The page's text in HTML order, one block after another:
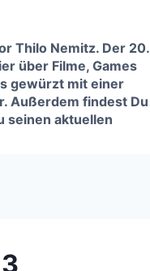
Thilo Nemitz. Der 20.
über Filme, Games
gewürzt mit einer
Außerdem findest Du
seinen aktuellen